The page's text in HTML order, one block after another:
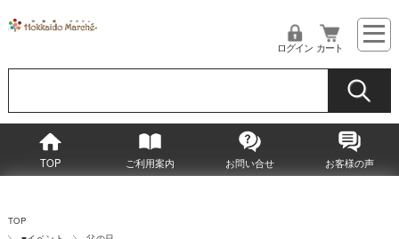
ログイン カート
TOP ご利用案内 お問い合せ お客様の声
TOP